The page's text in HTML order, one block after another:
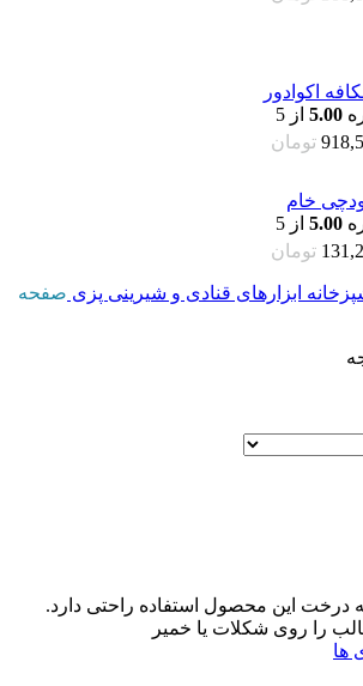
اکوادور
5.00 از 5
تومان
خام
5.00 از 5
تومان
ابزارهای قنادی و شیرینی پزی صفحه
درخت این محصول استفاده راحتی دارد.
را روی شکلات یا خمیر
ها